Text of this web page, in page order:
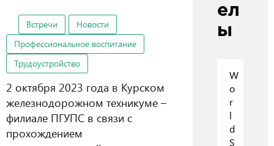
Встречи
Новости
Профессиональное воспитание
Трудоустройство
2 октября 2023 года в Курском
железнодорожном техникуме –
филиале ПГУПС в связи с
прохождением
ел
ы
W
o
r
l
d
S